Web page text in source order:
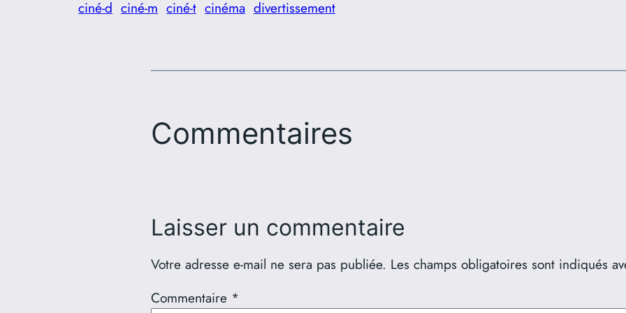
ciné-d ciné-m ciné-t cinéma divertissement
Commentaires
Laisser un commentaire
Votre adresse e-mail ne sera pas publiée. Les champs obligatoires sont indiqués
Commentaire *